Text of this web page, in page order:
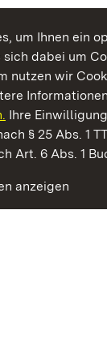
um Ihnen ein
dabei um
nutzen wir
Ihre
§ 25 Abs. 1
Art. 6 Abs. 1
anzeigen
Genießen.